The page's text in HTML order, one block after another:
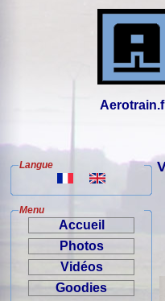
Langue
Menu
Accueil
Photos
Vidéos
Goodies